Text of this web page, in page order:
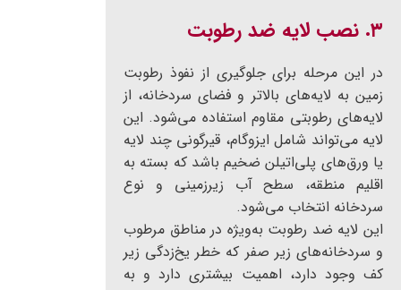
۳. نصب لایه ضد رطوبت
در این مرحله برای جلوگیری از نفوذ رطوبت
زمین به لایه‌های بالاتر و فضای سردخانه، از
لایه‌های رطوبتی مقاوم استفاده می‌شود. این
لایه می‌تواند شامل ایزوگام، قیرگونی چند لایه
یا ورق‌های پلی‌اتیلن ضخیم باشد که بسته به
اقلیم منطقه، سطح آب زیرزمینی و نوع
سردخانه انتخاب می‌شود.
این لایه ضد رطوبت به‌ویژه در مناطق مرطوب
و سردخانه‌های زیر صفر که خطر یخ‌زدگی زیر
کف وجود دارد، اهمیت بیشتری دارد و به